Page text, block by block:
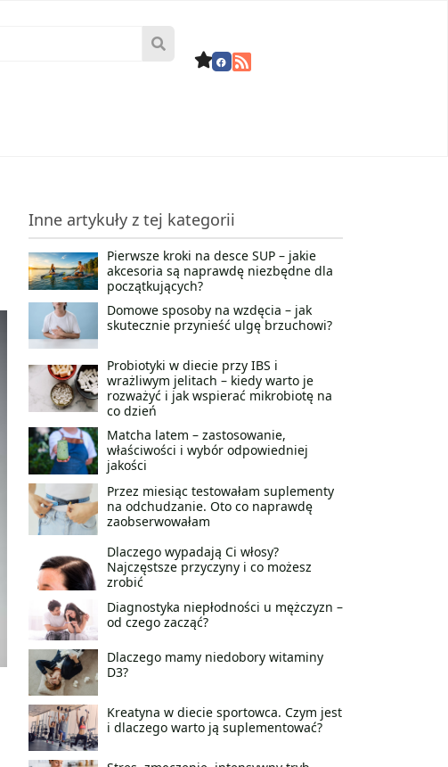
Inne artykuły z tej kategorii
Pierwsze kroki na desce SUP – jakie
akcesoria są naprawdę niezbędne dla
początkujących?
Domowe sposoby na wzdęcia – jak
skutecznie przynieść ulgę brzuchowi?
Probiotyki w diecie przy IBS i
wrażliwym jelitach – kiedy warto je
rozważyć i jak wspierać mikrobiotę na
co dzień
Matcha latem – zastosowanie,
właściwości i wybór odpowiedniej
jakości
Przez miesiąc testowałam suplementy
na odchudzanie. Oto co naprawdę
zaobserwowałam
Dlaczego wypadają Ci włosy?
Najczęstsze przyczyny i co możesz
zrobić
Diagnostyka niepłodności u mężczyzn –
od czego zacząć?
Dlaczego mamy niedobory witaminy
D3?
Kreatyna w diecie sportowca. Czym jest
i dlaczego warto ją suplementować?